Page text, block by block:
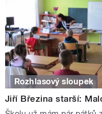
Rozhlasový sloupek
Jiří Březina starší: